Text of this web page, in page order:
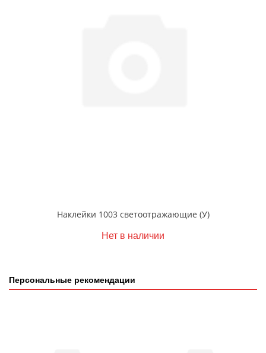
Наклейки 1003 светоотражающие (У)
Нет в наличии
Персональные рекомендации